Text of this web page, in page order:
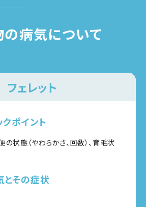
病気について
フェレット
ポイント
の状態（やわらかさ、回数）、育毛状
とその症状